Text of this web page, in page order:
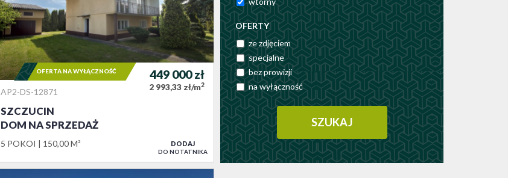
OFERTY
ze zdjęciem
specjalne
bez prowizji
na wyłączność
AP2-DS-12871
SZCZUCIN
DOM NA SPRZEDAŻ
5 POKOI 150,00 M²
449 000zł
2 993,33 zł/m2
OFERTA NA WYŁĄCZNOŚĆ
DODAJ
DO NOTATNIKA